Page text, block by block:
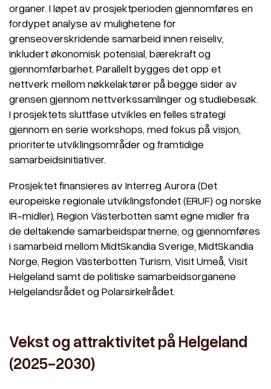
organer. I løpet av prosjektperioden gjennomføres en
fordypet analyse av mulighetene for
grenseoverskridende samarbeid innen reiseliv,
inkludert økonomisk potensial, bærekraft og
gjennomførbarhet. Parallelt bygges det opp et
nettverk mellom nøkkelaktører på begge sider av
grensen gjennom nettverkssamlinger og studiebesøk.
I prosjektets sluttfase utvikles en felles strategi
gjennom en serie workshops, med fokus på visjon,
prioriterte utviklingsområder og framtidige
samarbeidsinitiativer.
Prosjektet finansieres av Interreg Aurora (Det
europeiske regionale utviklingsfondet (ERUF) og norske
IR-midler), Region Västerbotten samt egne midler fra
de deltakende samarbeidspartnerne, og gjennomføres
i samarbeid mellom MidtSkandia Sverige, MidtSkandia
Norge, Region Västerbotten Turism, Visit Umeå, Visit
Helgeland samt de politiske samarbeidsorganene
Helgelandsrådet og Polarsirkelrådet.
Vekst og attraktivitet på Helgeland
(2025-2030)